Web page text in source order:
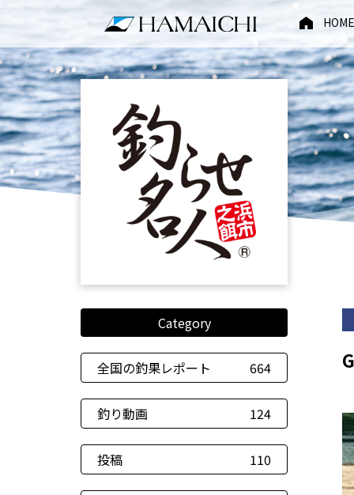
HOME
Category
全国の釣果レポート 664
釣り動画 124
投稿 110